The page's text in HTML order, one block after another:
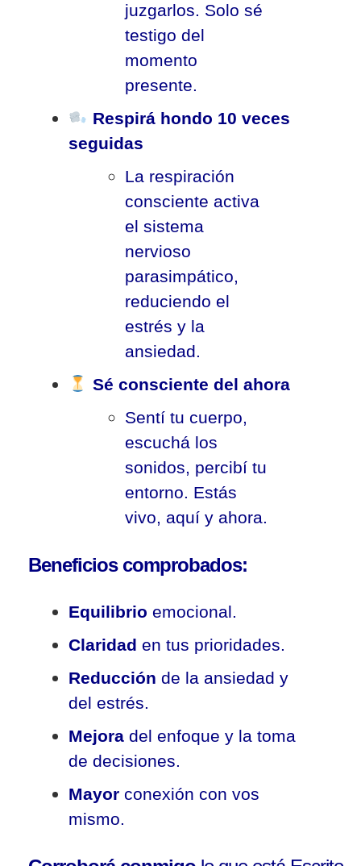
juzgarlos. Solo sé
testigo del
momento
presente.
Respirá hondo 10 veces
seguidas
La respiración
consciente activa
el sistema
nervioso
parasimpático,
reduciendo el
estrés y la
ansiedad.
Sé consciente del ahora
Sentí tu cuerpo,
escuchá los
sonidos, percibí tu
entorno. Estás
vivo, aquí y ahora.
Beneficios comprobados:
Equilibrio emocional.
Claridad en tus prioridades.
Reducción de la ansiedad y
del estrés.
Mejora del enfoque y la toma
de decisiones.
Mayor conexión con vos
mismo.